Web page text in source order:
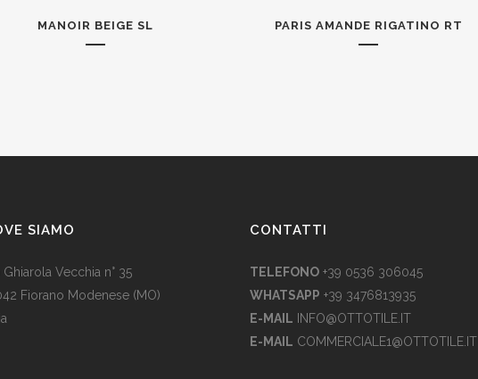
MANOIR BEIGE SL PARIS AMANDE RIGATINO RT
SIAMO
Ghiarola Vecchia n° 35
Fiorano Modenese (MO)
CONTATTI
TELEFONO +39 0536 306045
WHATSAPP +39 3476813935
E-MAIL
INFO@OTTOTILE.IT
E-MAIL COMMERCIALE1@OTTOTILE.IT